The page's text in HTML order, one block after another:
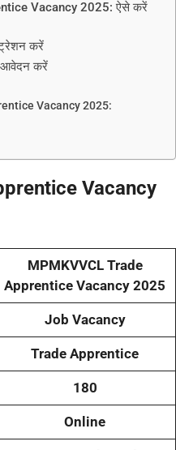
Vacancy 2025: ऐसे करें
करें
आवेदन करें
Vacancy 2025:
Vacancy
MPMKVVCL Trade
Apprentice Vacancy 2025
Job Vacancy
Trade Apprentice
180
Online